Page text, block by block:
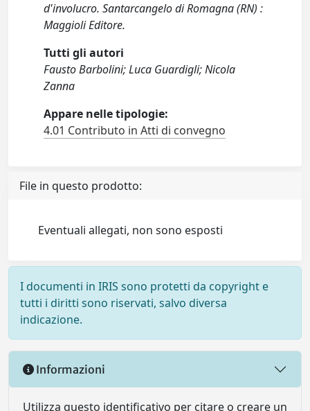
d'involucro. Santarcangelo di Romagna (RN) :
Maggioli Editore.
Tutti gli autori
Fausto Barbolini; Luca Guardigli; Nicola
Zanna
Appare nelle tipologie:
4.01 Contributo in Atti di convegno
File in questo prodotto:
Eventuali allegati, non sono esposti
I documenti in IRIS sono protetti da copyright e
tutti i diritti sono riservati, salvo diversa
indicazione.
Informazioni
Utilizza questo identificativo per citare o creare un